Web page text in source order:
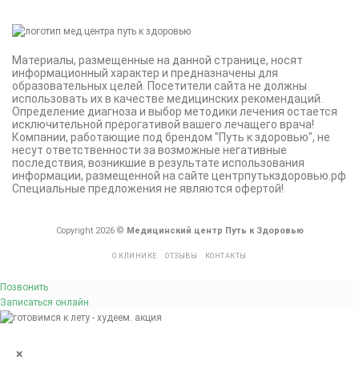
Материалы, размещенные на данной странице, носят
информационный характер и предназначены для
образовательных целей. Посетители сайта не должны
использовать их в качестве медицинских рекомендаций.
Определение диагноза и выбор методики лечения остается
исключительной прерогативой вашего лечащего врача!
Компании, работающие под брендом "Путь к здоровью", не
несут ответственности за возможные негативные
последствия, возникшие в результате использования
информации, размещенной на сайте центрпутькздоровью.рф
Специальные предложения не являются офертой!
Copyright 2026 © Медицинский центр Путь к Здоровью
О КЛИНИКЕ ОТЗЫВЫ КОНТАКТЫ
Позвонить
Записаться онлайн
×